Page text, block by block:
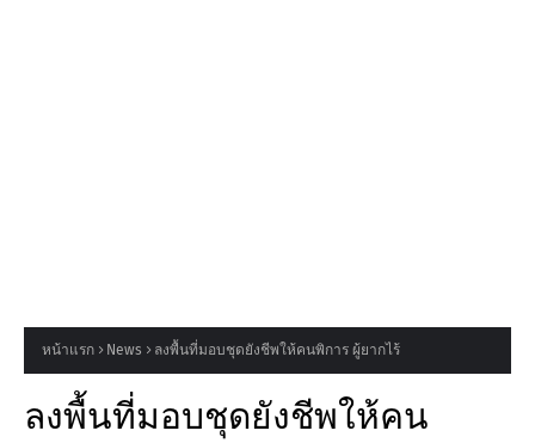
หน้าแรก News ลงพื้นที่มอบชุดยังชีพให้คนพิการ ผู้ยากไร้
ลงพื้นที่มอบชุดยังชีพให้คน